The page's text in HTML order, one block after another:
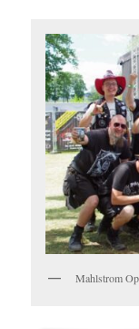
Mahlstrom